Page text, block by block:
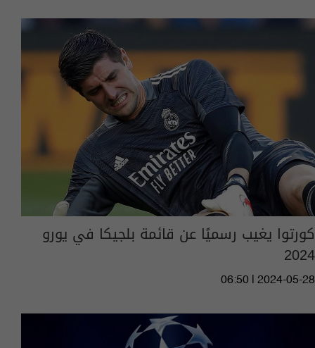
كورتوا يغيب رسميًا عن قائمة بلجيكا في يورو
2024
06:50 | 2024-05-28